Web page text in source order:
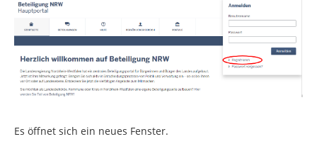
Es öffnet sich ein neues Fenster.